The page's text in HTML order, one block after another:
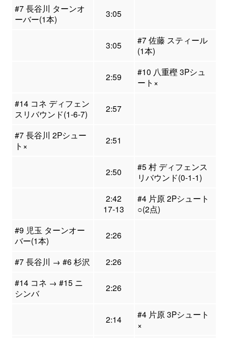
#7 長谷川 ターンオ
ーバー(1本)
3:05
3:05
#7 佐藤 スティール
(1本)
2:59
#10 八重樫 3Pシュ
ート×
#14 コネ ディフェン
スリバウンド(1-6-7)
2:57
#7 長谷川 2Pシュー
ト×
2:51
2:50
#5 村 ディフェンス
リバウンド(0-1-1)
2:42
17-13
#4 片原 2Pシュート
○(2点)
#9 児玉 ターンオー
バー(1本)
2:26
#7 長谷川 → #6 杉沢
2:26
#14 コネ → #15 ニ
シンバ
2:26
2:14
#4 片原 3Pシュート
×